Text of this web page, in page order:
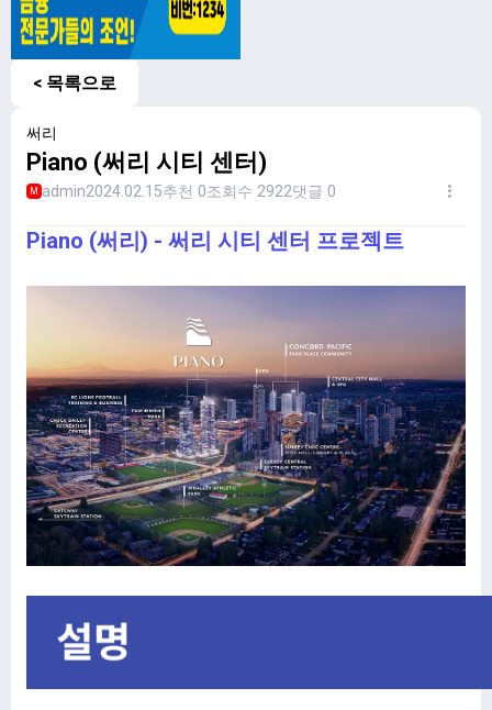
< 목록으로
써리
Piano (써리 시티 센터)
M admin2024.02.15추천 0조회수 2922댓글 0
Piano (써리) - 써리 시티 센터 프로젝트